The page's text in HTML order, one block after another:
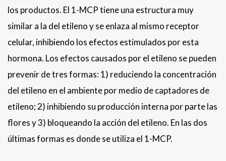
los productos. El 1-MCP tiene una estructura muy
similar a la del etileno y se enlaza al mismo receptor
celular, inhibiendo los efectos estimulados por esta
hormona. Los efectos causados por el etileno se pueden
prevenir de tres formas: 1) reduciendo la concentración
del etileno en el ambiente por medio de captadores de
etileno; 2) inhibiendo su producción interna por parte las
flores y 3) bloqueando la acción del etileno. En las dos
últimas formas es donde se utiliza el 1-MCP.